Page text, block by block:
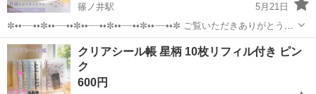
篠ノ井駅
5月21日
✼••┈┈••✼••┈┈••✼••┈┈••✼••┈┈••✼••┈┈••✼ ご覧いただきありがとうご
ざいます- ̗̀ ☺︎ ̖́- A6スター柄透明バインダー 留め具 シルバー 約
19.5×13.6×2.5 重量約172...
長野 長野市 篠ノ井駅 手帳 リフィル
クリアシール帳 星柄 10枚リフィル付き ピン
ク
600円